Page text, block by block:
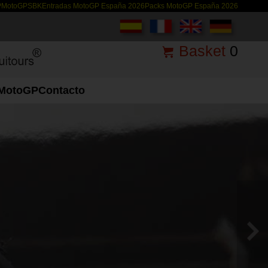
MotoGPSBKEntradas MotoGP España 2026 Packs MotoGP España 2026
Basket 0
Contacto